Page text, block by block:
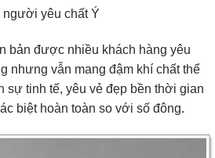
người yêu chất Ý
bản được nhiều khách hàng yêu
nhưng vẫn mang đậm khí chất thể
tinh tế, yêu vẻ đẹp bền thời gian
biệt hoàn toàn so với số đông.